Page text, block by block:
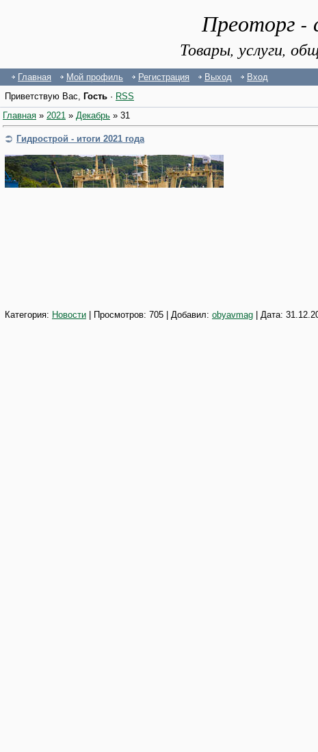
Преоторг -
Товары, услуги,
Главная Мой профиль Регистрация Выход Вход
Приветствую Вас, Гость · RSS
Главная » 2021 » Декабрь » 31
Гидрострой - итоги 2021 года
Категория: Новости | Просмотров: 705 | Добавил: obyavmag | Дата: